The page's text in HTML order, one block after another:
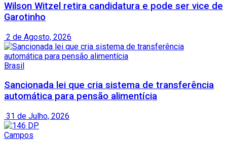
Wilson Witzel retira candidatura e pode ser vice de
Garotinho
2 de Agosto, 2026
Brasil
Sancionada lei que cria sistema de transferência
automática para pensão alimentícia
31 de Julho, 2026
Campos